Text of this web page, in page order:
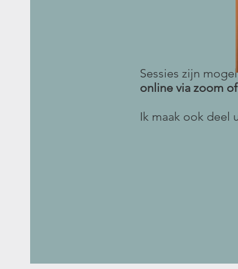
Sessies zijn
online via zoom
Ik maak ook deel